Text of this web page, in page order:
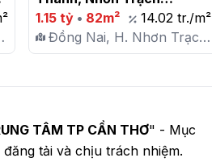
1.15 tỷ• 82m²
14.02 tr./m²
Đồng Nai, H. Nhơn Trạch,
X. Vĩnh Thanh
TÂM TP CẦN THƠ" - Mục
tải và chịu trách nhiệm.